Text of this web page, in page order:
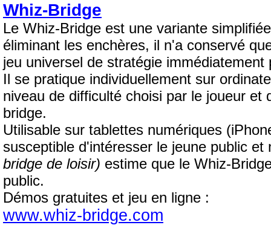
Whiz-Bridge
Le Whiz-Bridge est une variante
éliminant les enchères, il n'a conservé
jeu universel de stratégie
Il se pratique individuellement sur
niveau de difficulté choisi par le joueur
bridge.
Utilisable sur tablettes numériques
susceptible d'intéresser le jeune public
bridge de loisir) estime que le Whiz-
public.
Démos gratuites et jeu en ligne :
www.whiz-bridge.com